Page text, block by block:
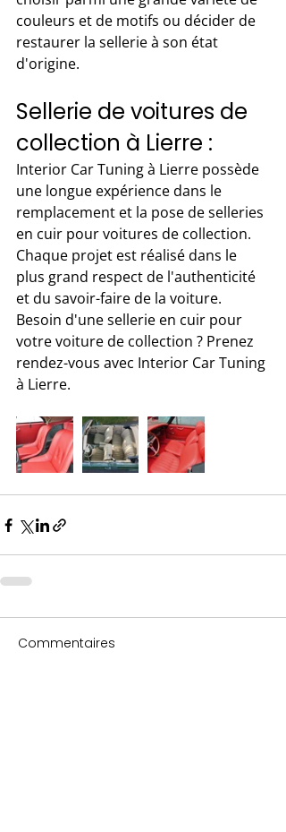
couleurs et de motifs ou décider de
restaurer la sellerie à son état
d'origine.
Sellerie de voitures de
collection à Lierre :
Interior Car Tuning à Lierre possède
une longue expérience dans le
remplacement et la pose de selleries
en cuir pour voitures de collection.
Chaque projet est réalisé dans le
plus grand respect de l'authenticité
et du savoir-faire de la voiture.
Besoin d'une sellerie en cuir pour
votre voiture de collection ? Prenez
rendez-vous avec Interior Car Tuning
à Lierre.
Commentaires